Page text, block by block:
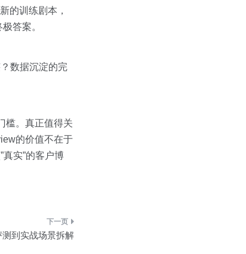
的训练剧本，
答案。
数据沉淀的完
槛。真正值得关
的价值不在于
实”的客户博
到实战场景拆解